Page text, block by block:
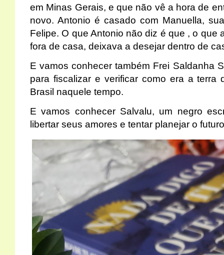
em Minas Gerais, e que não vê a hora de
novo. Antonio é casado com Manuella,
Felipe. O que Antonio não diz é que , o que
fora de casa, deixava a desejar dentro de
E vamos conhecer também Frei Saldanha
para fiscalizar e verificar como era a terra
Brasil naquele tempo.
E vamos conhecer Salvalu, um negro
libertar seus amores e tentar planejar o